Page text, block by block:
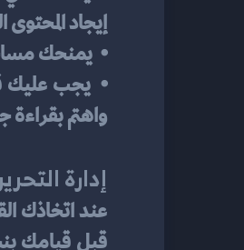
إيجاد
⦁	يمنحك مساحة لتقسيم المحتوى الخاص بك بشكل مريح للعملاء مما يسهل عليهم طريقة التعامل مع الموقع.
واهتم
إدارة